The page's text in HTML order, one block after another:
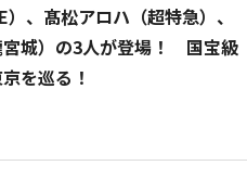
）、髙松アロハ（超特急）、
宮城）の3人が登場！ 国宝級
を巡る！